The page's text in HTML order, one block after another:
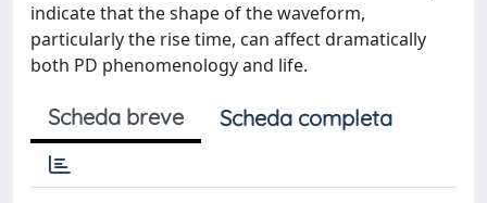
indicate that the shape of the waveform,
particularly the rise time, can affect dramatically
both PD phenomenology and life.
Scheda breve Scheda completa